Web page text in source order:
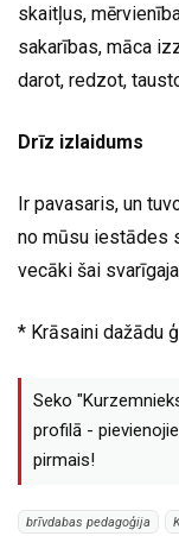
skaitļus,
sakarības, māca
darot, redzot,
Drīz izlaidums
Ir pavasaris, un
no mūsu iestādes
vecāki šai
* Krāsaini dažādu
Seko
profilā -
pirmais!
brīvdabas pedagoģija